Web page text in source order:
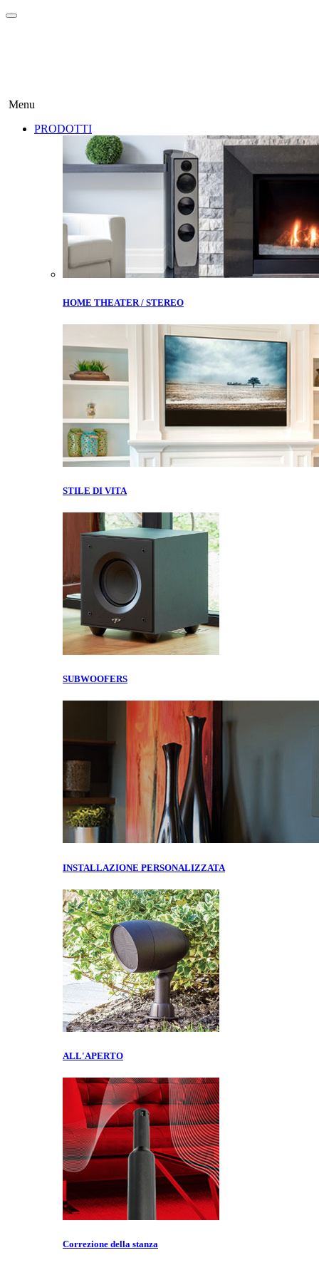
Menu
PRODOTTI
HOME THEATER / STEREO
STILE DI VITA
SUBWOOFERS
INSTALLAZIONE PERSONALIZZATA
ALL'APERTO
Correzione della stanza